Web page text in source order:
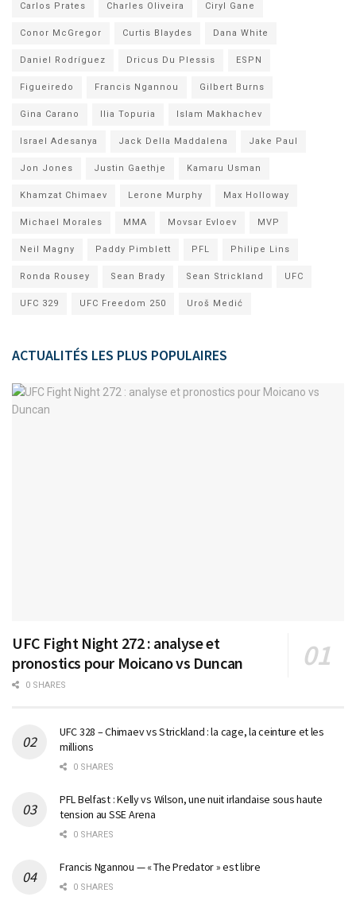
Carlos Prates Charles Oliveira Ciryl Gane
Conor McGregor Curtis Blaydes Dana White
Daniel Rodríguez Dricus Du Plessis ESPN
Figueiredo Francis Ngannou Gilbert Burns
Gina Carano Ilia Topuria Islam Makhachev
Israel Adesanya Jack Della Maddalena Jake Paul
Jon Jones Justin Gaethje Kamaru Usman
Khamzat Chimaev Lerone Murphy Max Holloway
Michael Morales MMA Movsar Evloev MVP
Neil Magny Paddy Pimblett PFL Philipe Lins
Ronda Rousey Sean Brady Sean Strickland UFC
UFC 329 UFC Freedom 250 Uroš Medić
ACTUALITÉS LES PLUS POPULAIRES
UFC Fight Night 272 : analyse et
pronostics pour Moicano vs Duncan
0 SHARES
UFC 328 – Chimaev vs Strickland : la cage, la ceinture et les
millions
0 SHARES
PFL Belfast : Kelly vs Wilson, une nuit irlandaise sous haute
tension au SSE Arena
0 SHARES
Francis Ngannou — « The Predator » est libre
0 SHARES